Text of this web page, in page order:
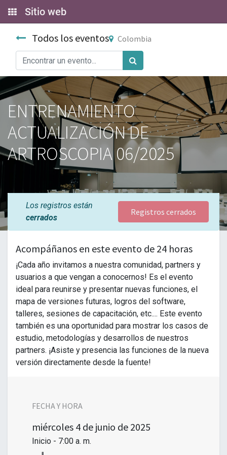
Sitio web
Todos los eventos Colombia
ENTRENAMIENTO
ACTUALIZACIÓN DE
ARTROSCOPIA 06/2025
Los registros están
cerrados
Registros cerrados
Acompáñanos en este evento de 24 horas
¡Cada año invitamos a nuestra comunidad, partners y
usuarios a que vengan a conocernos! Es el evento
ideal para reunirse y presentar nuevas funciones, el
mapa de versiones futuras, logros del software,
talleres, sesiones de capacitación, etc.... Este evento
también es una oportunidad para mostrar los casos de
estudio, metodologías y desarrollos de nuestros
partners. ¡Asiste y presencia las funciones de la nueva
versión directamente desde la fuente!
FECHA Y HORA
miércoles 4 de junio de 2025
Inicio - 7:00 a. m.